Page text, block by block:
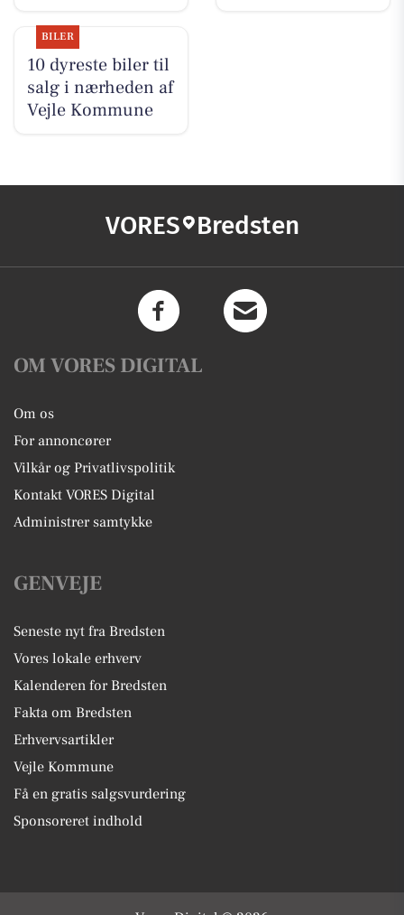
BILER
10 dyreste biler til
salg i nærheden af
Vejle Kommune
VORES Bredsten
OM VORES DIGITAL
Om os
For annoncører
Vilkår og Privatlivspolitik
Kontakt VORES Digital
Administrer samtykke
GENVEJE
Seneste nyt fra Bredsten
Vores lokale erhverv
Kalenderen for Bredsten
Fakta om Bredsten
Erhvervsartikler
Vejle Kommune
Få en gratis salgsvurdering
Sponsoreret indhold